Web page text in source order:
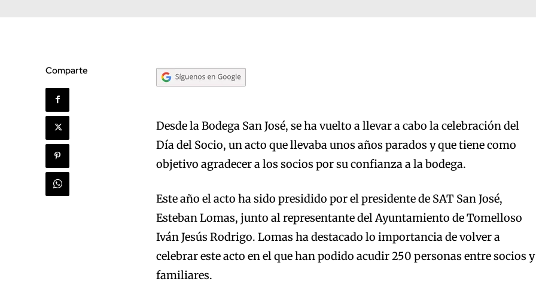
Comparte
Desde la Bodega San José, se ha vuelto a llevar a cabo la celebración del
Día del Socio, un acto que llevaba unos años parados y que tiene como
objetivo agradecer a los socios por su confianza a la bodega.
Este año el acto ha sido presidido por el presidente de SAT San José,
Esteban Lomas, junto al representante del Ayuntamiento de Tomelloso
Iván Jesús Rodrigo. Lomas ha destacado lo importancia de volver a
celebrar este acto en el que han podido acudir 250 personas entre socios y
familiares.